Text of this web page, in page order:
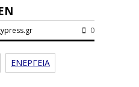
0
ΕΝΕΡΓΕΙΑ